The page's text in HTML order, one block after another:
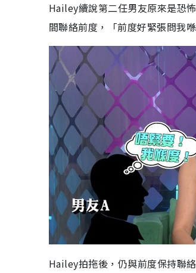
Hailey續說第二任男友原來是恐
間聯絡前度，「前度好緊張問我
Hailey拍拖後，仍與前度保持聯絡